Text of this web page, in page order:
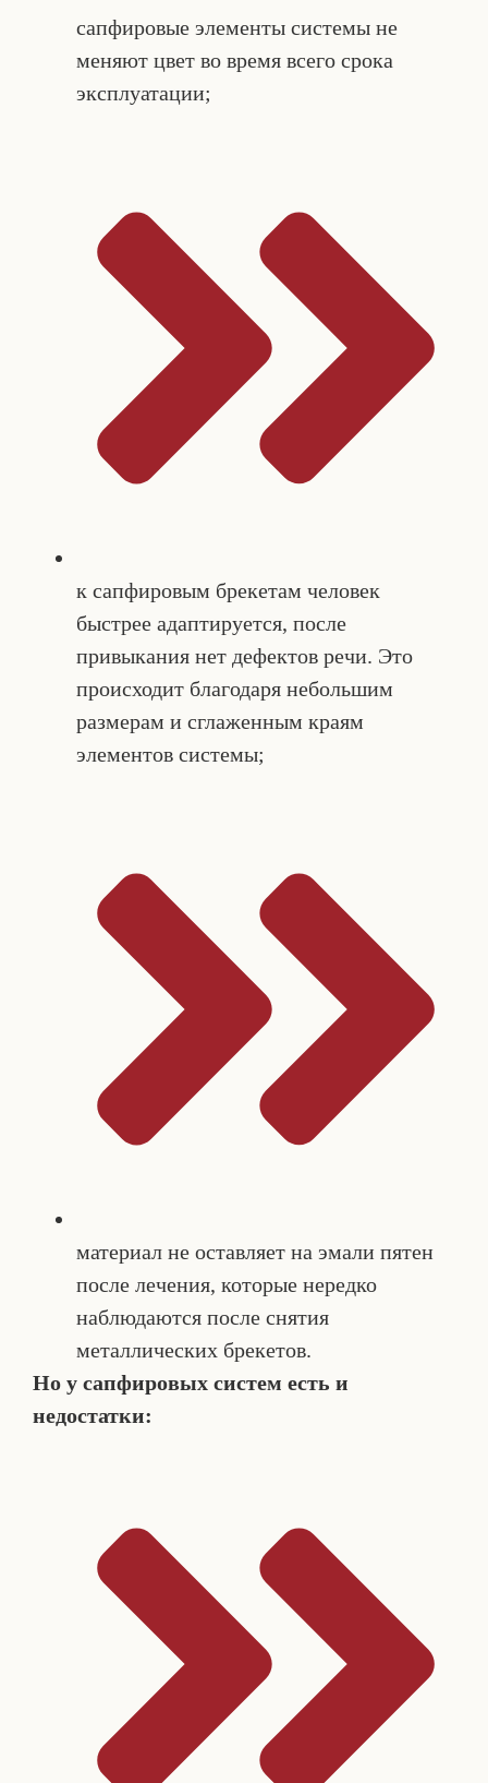
сапфировые элементы системы не
меняют цвет во время всего срока
эксплуатации;
к сапфировым брекетам человек
быстрее адаптируется, после
привыкания нет дефектов речи. Это
происходит благодаря небольшим
размерам и сглаженным краям
элементов системы;
материал не оставляет на эмали пятен
после лечения, которые нередко
наблюдаются после снятия
металлических брекетов.
Но у сапфировых систем есть и
недостатки: